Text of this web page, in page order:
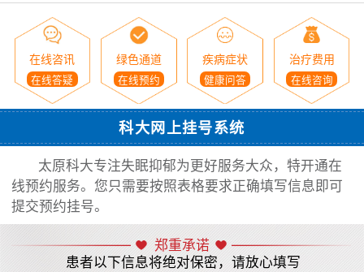
在线咨讯
在线答疑
绿色通道
在线预约
疾病症状
健康问答
治疗费用
在线咨询
科大网上挂号系统
太原科大专注失眠抑郁为更好服务大众，特开通在
线预约服务。您只需要按照表格要求正确填写信息即可
提交预约挂号。
郑重承诺
患者以下信息将绝对保密，请放心填写